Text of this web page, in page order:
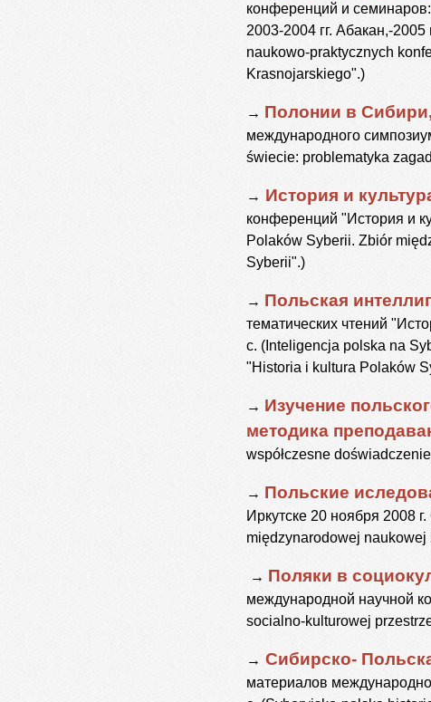
конференций и
2003-2004 гг. Абакан,-
naukowo-praktycznych
Krasnojarskiego".)
→ Полонии в
международного
świecie: problematyka
→ История и
конференций "История и
Polaków Syberii. Zbiór
Syberii".)
→ Польская
тематических чтений
с. (Inteligencja polska na
"Historia i kultura Polaków
→ Изучение
методика
współczesne
→ Польские
Иркутске 20 ноября 2008
międzynarodowej naukowej
→ Поляки в
международной научной
socialno-kulturowej
→ Сибирско-
материалов